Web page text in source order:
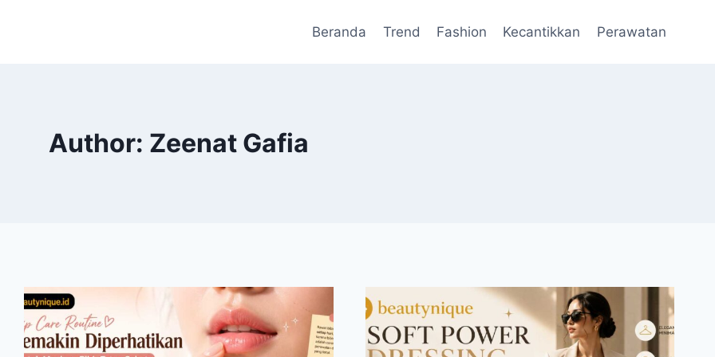
Beranda Trend Fashion Kecantikkan Perawatan
Author: Zeenat Gafia